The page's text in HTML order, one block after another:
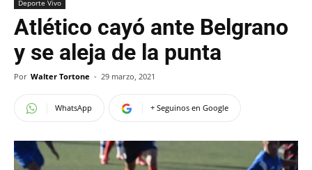
Deporte Vivo
Atlético cayó ante Belgrano
y se aleja de la punta
Por Walter Tortone - 29 marzo, 2021
WhatsApp + Seguinos en Google